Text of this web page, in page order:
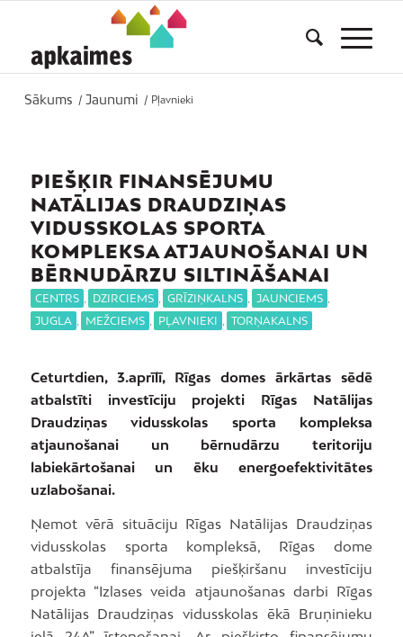
Sākums / Jaunumi / Pļavnieki
PIEŠĶIR FINANSĒJUMU
NATĀLIJAS DRAUDZIŅAS
VIDUSSKOLAS SPORTA
KOMPLEKSA ATJAUNOŠANAI UN
BĒRNUDĀRZU SILTINĀŠANAI
CENTRS , DZIRCIEMS , GRĪZIŅKALNS , JAUNCIEMS ,
JUGLA , MEŽCIEMS , PĻAVNIEKI , TORŅAKALNS
Ceturtdien, 3.aprīlī, Rīgas domes ārkārtas sēdē
atbalstīti investīciju projekti Rīgas Natālijas
Draudziņas vidusskolas sporta kompleksa
atjaunošanai un bērnudārzu teritoriju
labiekārtošanai un ēku energoefektivitātes
uzlabošanai.
Ņemot vērā situāciju Rīgas Natālijas Draudziņas
vidusskolas sporta kompleksā, Rīgas dome
atbalstīja finansējuma piešķiršanu investīciju
projekta “Izlases veida atjaunošanas darbi Rīgas
Natālijas Draudziņas vidusskolas ēkā Bruņinieku